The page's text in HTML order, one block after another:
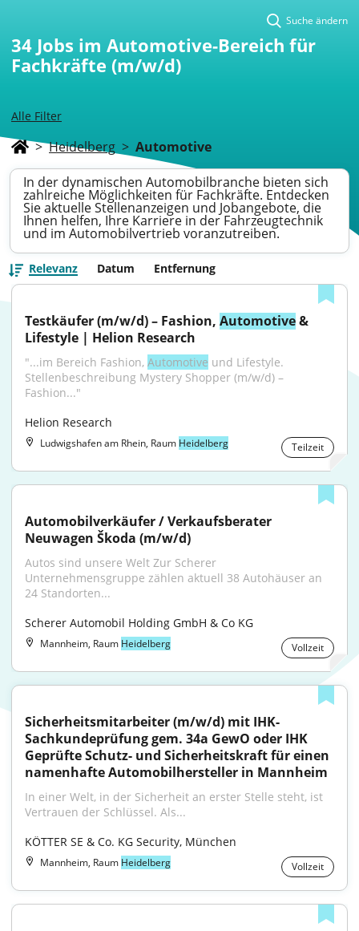
Alle Filter
Suche ändern
34 Jobs im Automotive-Bereich für
Fachkräfte (m/w/d)
> Heidelberg > Automotive
In der dynamischen Automobilbranche bieten sich
zahlreiche Möglichkeiten für Fachkräfte. Entdecken
Sie aktuelle Stellenanzeigen und Jobangebote, die
Ihnen helfen, Ihre Karriere in der Fahrzeugtechnik
und im Automobilvertrieb voranzutreiben.
Relevanz Datum Entfernung
Testkäufer (m/w/d) – Fashion, Automotive &
Lifestyle | Helion Research
"...im Bereich Fashion, Automotive und Lifestyle.
Stellenbeschreibung Mystery Shopper (m/w/d) –
Fashion..."
Helion Research
Ludwigshafen am Rhein, Raum Heidelberg Teilzeit
Automobilverkäufer / Verkaufsberater
Neuwagen Škoda (m/w/d)
Autos sind unsere Welt Zur Scherer
Unternehmensgruppe zählen aktuell 38 Autohäuser an
24 Standorten...
Scherer Automobil Holding GmbH & Co KG
Mannheim, Raum Heidelberg Vollzeit
Sicherheitsmitarbeiter (m/w/d) mit IHK-
Sachkundeprüfung gem. 34a GewO oder IHK
Geprüfte Schutz- und Sicherheitskraft für einen
namenhafte Automobilhersteller in Mannheim
In einer Welt, in der Sicherheit an erster Stelle steht, ist
Vertrauen der Schlüssel. Als...
KÖTTER SE & Co. KG Security, München
Mannheim, Raum Heidelberg Vollzeit